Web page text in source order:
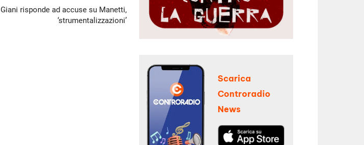
Giani risponde ad accuse su Manetti,
‘strumentalizzazioni’
Scarica
Controradio
News